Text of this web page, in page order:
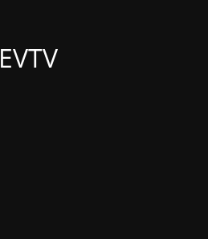
EVTV